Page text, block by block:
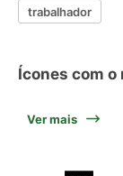
trabalhador
Ícones com
Ver mais